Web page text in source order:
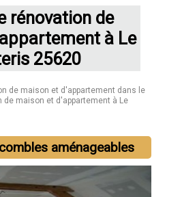
rénovation de
à Le
25620
de maison et d'appartement dans le
de maison et d'appartement à Le
aménageables